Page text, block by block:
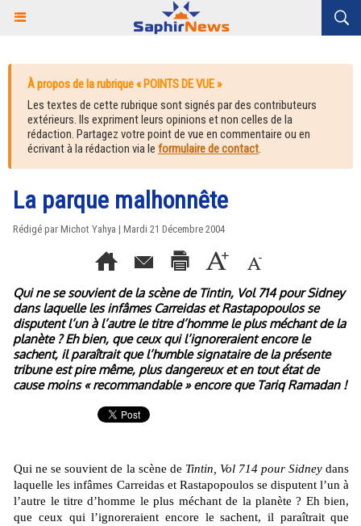
À propos de la rubrique « POINTS DE VUE »
Les textes de cette rubrique sont signés par des contributeurs
extérieurs. Ils expriment leurs opinions et non celles de la
rédaction. Partagez votre point de vue en commentaire ou en
écrivant à la rédaction via le formulaire de contact.
La parque malhonnête
Rédigé par Michot Yahya | Mardi 21 Décembre 2004
Qui ne se souvient de la scène de Tintin, Vol 714 pour Sidney
dans laquelle les infâmes Carreidas et Rastapopoulos se
disputent l’un à l’autre le titre d’homme le plus méchant de la
planète ? Eh bien, que ceux qui l’ignoreraient encore le
sachent, il paraîtrait que l’humble signataire de la présente
tribune est pire même, plus dangereux et en tout état de
cause moins « recommandable » encore que Tariq Ramadan !
Qui ne se souvient de la scène de Tintin, Vol 714 pour Sidney dans
laquelle les infâmes Carreidas et Rastapopoulos se disputent l’un à
l’autre le titre d’homme le plus méchant de la planète ? Eh bien,
que ceux qui l’ignoreraient encore le sachent, il paraîtrait que